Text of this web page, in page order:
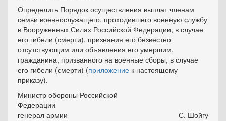
Определить Порядок осуществления выплат членам
семьи военнослужащего, проходившего военную службу
в Вооруженных Силах Российской Федерации, в случае
его гибели (смерти), признания его безвестно
отсутствующим или объявления его умершим,
гражданина, призванного на военные сборы, в случае
его гибели (смерти) (приложение к настоящему
приказу).
Министр обороны Российской
Федерации
генерал армии
С. Шойгу